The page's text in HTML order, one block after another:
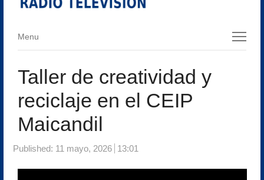
Menu
Menu
Taller de creatividad y
reciclaje en el CEIP
Maicandil
Published: 11 mayo, 2026 13:01